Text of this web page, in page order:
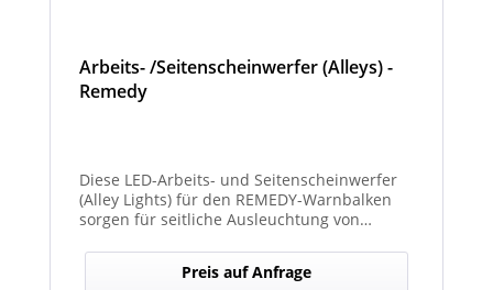
Arbeits- /Seitenscheinwerfer (Alleys) -
Remedy
Diese LED-Arbeits- und Seitenscheinwerfer
(Alley Lights) für den REMEDY-Warnbalken
sorgen für seitliche Ausleuchtung von
bei Dunkelheit oder schlechten
Lichtverhältnissen.Preis auf Anfrage